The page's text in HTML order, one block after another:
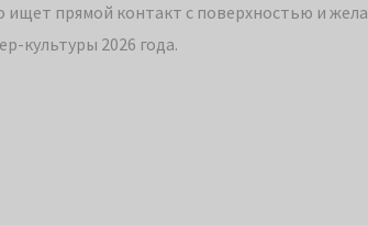
ищет прямой контакт с поверхностью и
культуры 2026 года.